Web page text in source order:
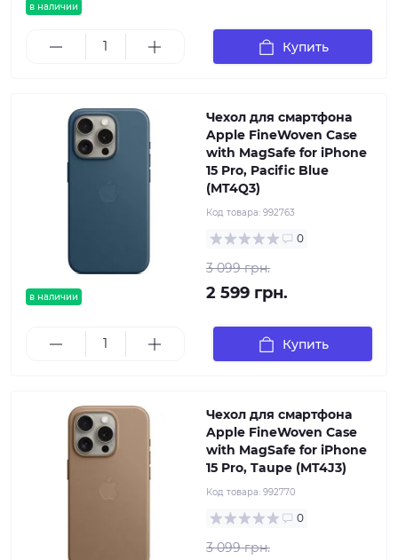
в наличии
Купить
в наличии
Чехол для смартфона
Apple FineWoven Case
with MagSafe for iPhone
15 Pro, Pacific Blue
(MT4Q3)
Код товара: 992763
0
3 099 грн.
2 599 грн.
Купить
Чехол для смартфона
Apple FineWoven Case
with MagSafe for iPhone
15 Pro, Taupe (MT4J3)
Код товара: 992770
0
3 099 грн.